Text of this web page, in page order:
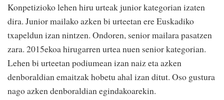
Konpetizioko lehen hiru urteak junior kategorian izaten
dira. Junior mailako azken bi urteetan ere Euskadiko
txapeldun izan nintzen. Ondoren, senior mailara pasatzen
zara. 2015ekoa hirugarren urtea nuen senior kategorian.
Lehen bi urteetan podiumean izan naiz eta azken
denboraldian emaitzak hobetu ahal izan ditut. Oso gustura
nago azken denboraldian egindakoarekin.